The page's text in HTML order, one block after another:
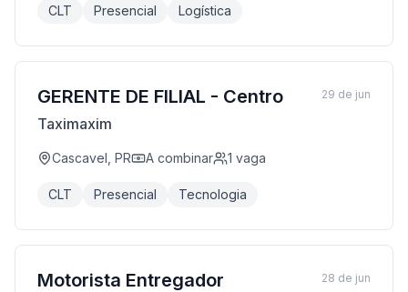
CLT Presencial Logística
GERENTE DE FILIAL - Centro
Taximaxim
Cascavel, PR A combinar 1 vaga
CLT Presencial Tecnologia
29 de jun
Motorista Entregador
28 de jun